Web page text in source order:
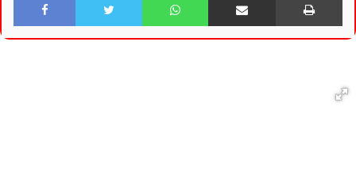
Facebook Twitter WhatsApp Share via Email Print